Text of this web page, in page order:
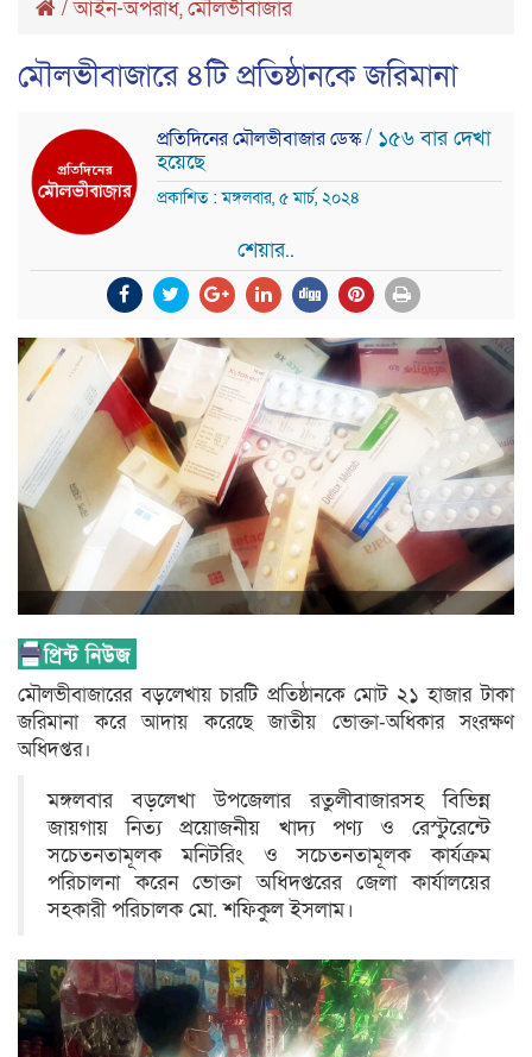
/আইন-অপরাধ,মৌলভীবাজার
মৌলভীবাজারে ৪টি প্রতিষ্ঠানকে জরিমানা
প্রতিদিনের মৌলভীবাজার ডেস্ক/ ১৫৬ বার দেখা
হয়েছে
প্রকাশিত : মঙ্গলবার, ৫ মার্চ, ২০২৪
শেয়ার..
মৌলভীবাজারের বড়লেখায় চারটি প্রতিষ্ঠানকে মোট ২১ হাজার টাকা
জরিমানা করে আদায় করেছে জাতীয় ভোক্তা-অধিকার সংরক্ষণ
অধিদপ্তর।
মঙ্গলবার বড়লেখা উপজেলার রতুলীবাজারসহ বিভিন্ন
জায়গায় নিত্য প্রয়োজনীয় খাদ্য পণ্য ও রেস্টুরেন্টে
সচেতনতামূলক মনিটরিং ও সচেতনতামূলক কার্যক্রম
পরিচালনা করেন ভোক্তা অধিদপ্তরের জেলা কার্যালয়ের
সহকারী পরিচালক মো. শফিকুল ইসলাম।